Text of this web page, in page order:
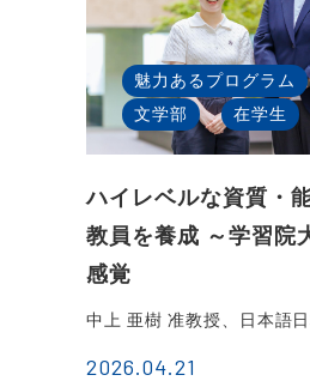
魅力あるプログラム
文学部
在学生
ハイレベルな資質・
教員を養成 ～学習院
感覚
中上 亜樹 准教授、日本語
2026.04.21